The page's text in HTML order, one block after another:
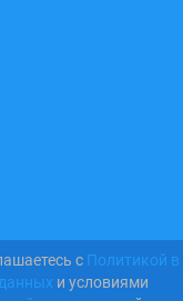
с Политикой в
и условиями